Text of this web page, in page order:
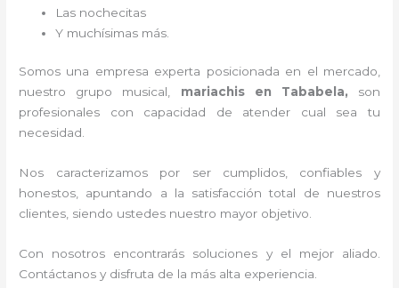
Las nochecitas
Y muchísimas más.
Somos una empresa experta posicionada en el mercado,
nuestro grupo musical, mariachis en Tababela, son
profesionales con capacidad de atender cual sea tu
necesidad.
Nos caracterizamos por ser cumplidos, confiables y
honestos, apuntando a la satisfacción total de nuestros
clientes, siendo ustedes nuestro mayor objetivo.
Con nosotros encontrarás soluciones y el mejor aliado.
Contáctanos y disfruta de la más alta experiencia.